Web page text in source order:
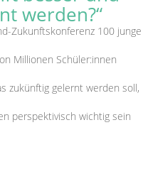
werden?“
Zukunftskonferenz 100 junge
Millionen Schüler:innen
zukünftig gelernt werden soll,
perspektivisch wichtig sein